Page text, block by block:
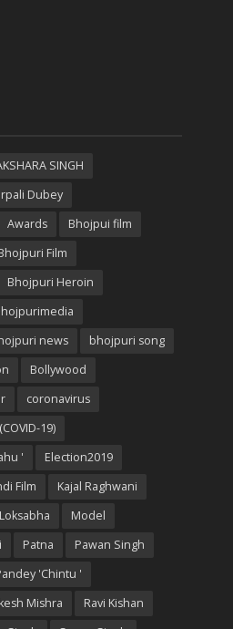
SINGH
Dubey
Awards
Bhojpui film
Film
Bhojpuri Heroin
news
bhojpuri song
Bollywood
coronavirus
19)
'
Election2019
Film
Kajal Raghwani
Loksabha
Model
Patna
Pawan Singh
'Chintu '
Mishra
Ravi Kishan